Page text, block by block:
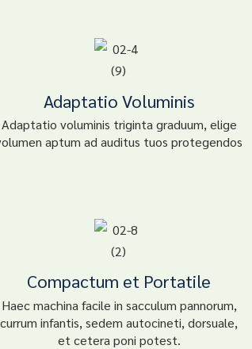
Adaptatio Voluminis
Adaptatio voluminis triginta graduum, elige
aptum ad auditus tuos protegendos
Compactum et Portatile
Haec machina facile in sacculum pannorum,
currum infantis, sedem autocineti, dorsuale,
et cetera poni potest.